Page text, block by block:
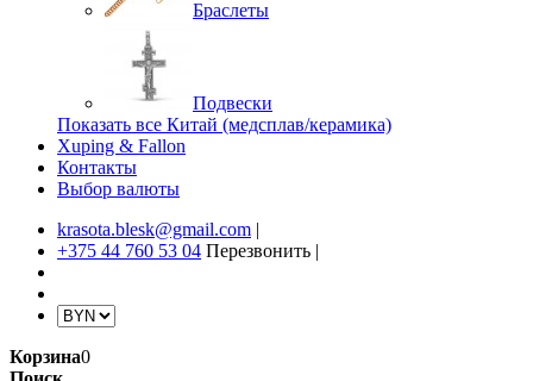
Браслеты
Подвески
Показать все Китай (медсплав/керамика)
Xuping & Fallon
Контакты
Выбор валюты
krasota.blesk@gmail.com |
+375 44 760 53 04 Перезвонить |
Корзина0